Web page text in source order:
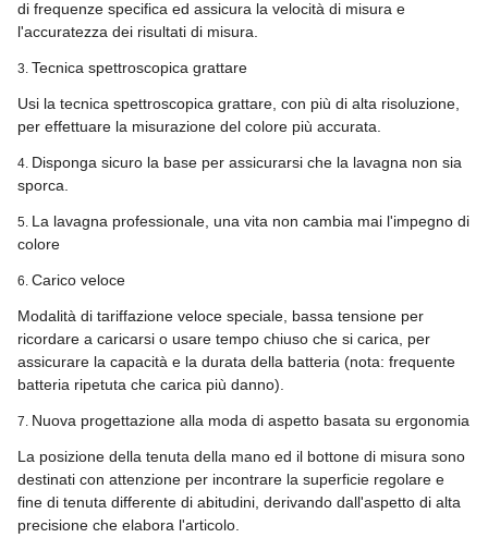
di frequenze specifica ed assicura la velocità di misura e
l'accuratezza dei risultati di misura.
3. Tecnica spettroscopica grattare
Usi la tecnica spettroscopica grattare, con più di alta risoluzione,
per effettuare la misurazione del colore più accurata.
4. Disponga sicuro la base per assicurarsi che la lavagna non sia
sporca.
5. La lavagna professionale, una vita non cambia mai l'impegno di
colore
6. Carico veloce
Modalità di tariffazione veloce speciale, bassa tensione per
ricordare a caricarsi o usare tempo chiuso che si carica, per
assicurare la capacità e la durata della batteria (nota: frequente
batteria ripetuta che carica più danno).
7. Nuova progettazione alla moda di aspetto basata su ergonomia
La posizione della tenuta della mano ed il bottone di misura sono
destinati con attenzione per incontrare la superficie regolare e
fine di tenuta differente di abitudini, derivando dall'aspetto di alta
precisione che elabora l'articolo.